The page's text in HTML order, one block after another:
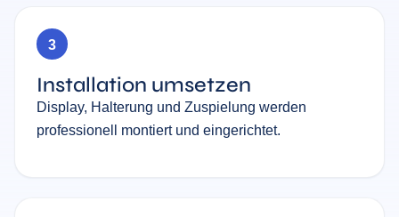
3
Installation umsetzen
Display, Halterung und Zuspielung werden
professionell montiert und eingerichtet.